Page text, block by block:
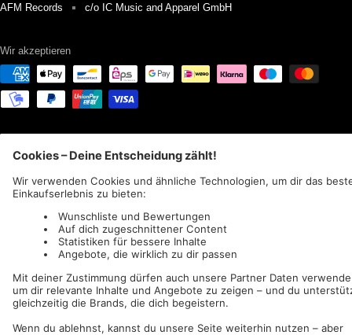
AFM Records c/o IC Music and Apparel GmbH
Wir akzeptieren